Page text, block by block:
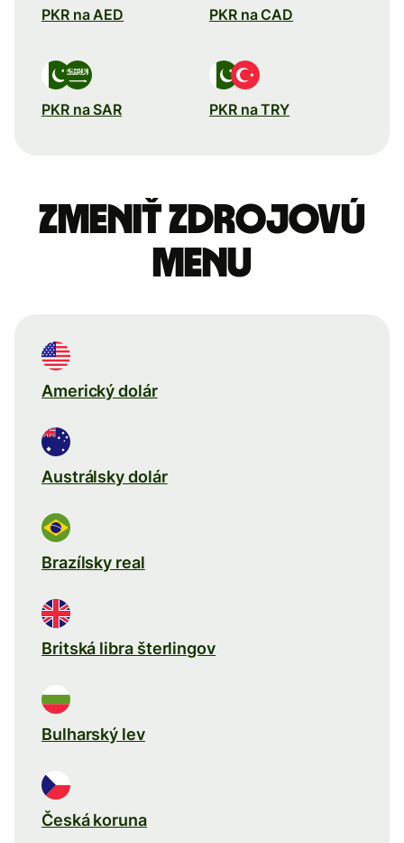
PKR na AED PKR na CAD
PKR na SAR PKR na TRY
Zmeniť zdrojovú
menu
Americký dolár
Austrálsky dolár
Brazílsky real
Britská libra šterlingov
Bulharský lev
Česká koruna